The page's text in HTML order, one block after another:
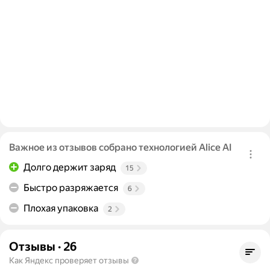
Важное из отзывов собрано технологией Alice AI
Долго держит заряд
15
Быстро разряжается 6
Плохая упаковка 2
Отзывы · 26
Как Яндекс проверяет отзывы